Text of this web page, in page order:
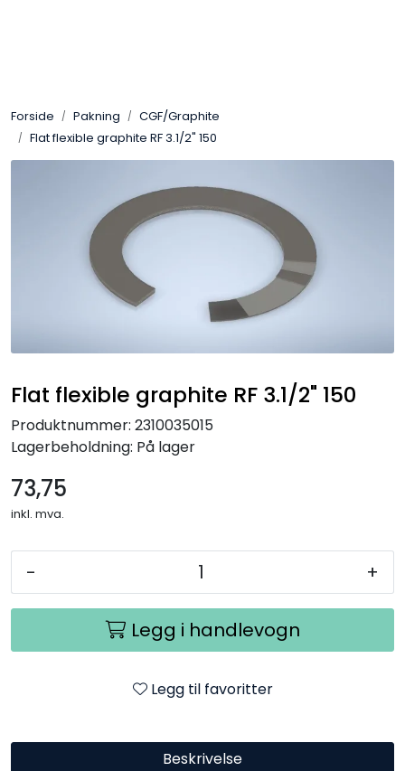
Forside Pakning
CGF/Graphite
Flat flexible graphite RF 3.1/2" 150
Flat flexible graphite RF 3.1/2" 150
Produktnummer: 2310035015
Lagerbeholdning: På lager
73,75
inkl. mva.
- +
Legg i handlevogn
Legg til favoritter
Beskrivelse
Pakning
Automasjon
Slitasjeteknikk